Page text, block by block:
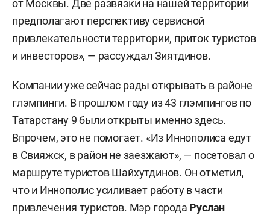
от Москвы. Две развязки на нашей территории
предполагают перспективу сервисной
привлекательности территории, приток туристов
и инвесторов», — рассуждал Зиятдинов.
Компании уже сейчас рады открывать в районе
глэмпинги. В прошлом году из 43 глэмпингов по
Татарстану 9 были открыты именно здесь.
Впрочем, это не помогает. «Из Иннополиса едут
в Свияжск, в район не заезжают», — посетовал о
маршруте туристов Шайхутдинов. Он отметил,
что и Иннополис усиливает работу в части
привлечения туристов. Мэр города Руслан